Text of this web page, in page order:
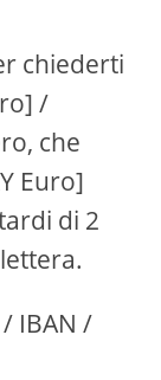
chiederti
/
che
Euro]
di 2
IBAN /